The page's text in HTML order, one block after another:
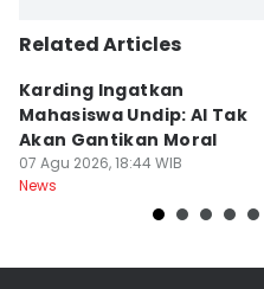
Related Articles
Karding Ingatkan
Mahasiswa Undip: AI Tak
Akan Gantikan Moral
07 Agu 2026, 18:44 WIB
News